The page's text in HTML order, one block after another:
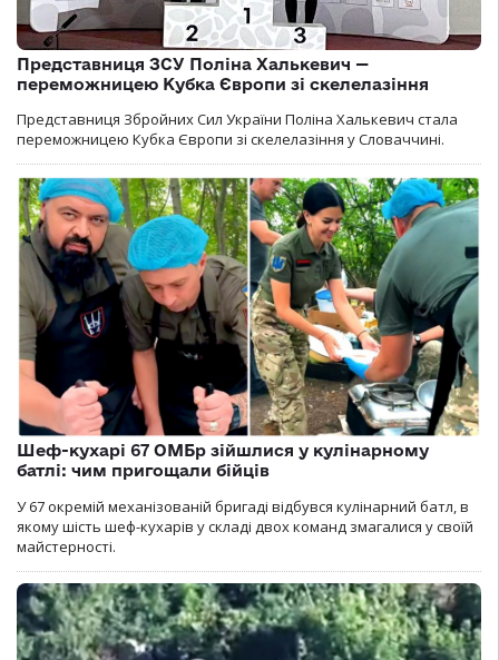
Представниця ЗСУ Поліна Халькевич —
переможницею Кубка Європи зі скелелазіння
Представниця Збройних Сил України Поліна Халькевич стала
переможницею Кубка Європи зі скелелазіння у Словаччині.
Шеф-кухарі 67 ОМБр зійшлися у кулінарному
батлі: чим пригощали бійців
У 67 окремій механізованій бригаді відбувся кулінарний батл, в
якому шість шеф-кухарів у складі двох команд змагалися у своїй
майстерності.